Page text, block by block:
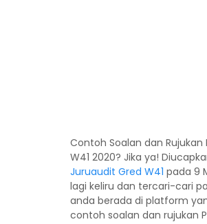
Contoh Soalan dan Rujukan
W41 2020? Jika ya!
Juruaudit Gred W41 pada 9
lagi keliru dan tercari-cari
anda berada di platform
contoh soalan dan rujukan